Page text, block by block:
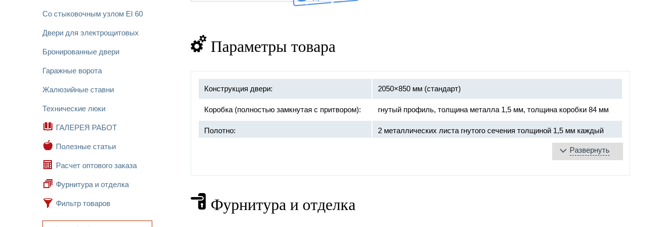
Со стыковочным узлом EI 60
Двери для электрощитовых
Бронированные двери
Гаражные ворота
Жалюзийные ставни
Технические люки
ГАЛЕРЕЯ РАБОТ
Полезные статьи
Расчет оптового заказа
Фурнитура и отделка
Фильтр товаров
Параметры товара
Конструкция двери: 2050×850 мм (стандарт)
Коробка (полностью замкнутая с притвором): гнутый профиль, толщина металла 1,5 мм, толщина коробки 84 мм
Полотно: 2 металлических листа гнутого сечения толщиной 1,5 мм каждый
Замок:
Развернуть
Фурнитура и отделка